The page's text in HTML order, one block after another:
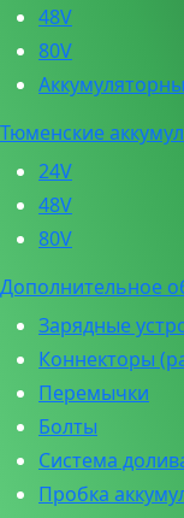
48V
80V
Тюменские
24V
48V
80V
Дополнительное
Зарядные
Коннекторы
Перемычки
Болты
Система
Пробка